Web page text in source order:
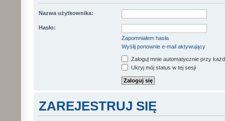
Nazwa użytkownika:
Hasło:
Zapomniałem hasła
Wyślij ponownie e-mail aktywujący
Zaloguj mnie automatycznie przy
Ukryj mój status w tej sesji
ZAREJESTRUJ SIĘ